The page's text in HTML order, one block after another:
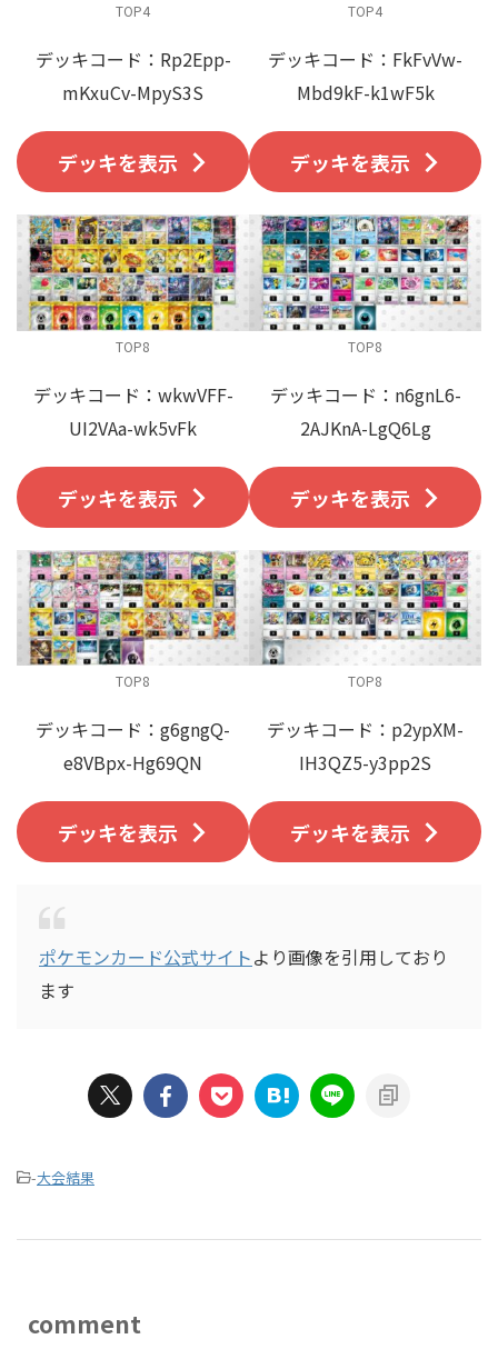
TOP4
デッキコード：Rp2Epp-
mKxuCv-MpyS3S
デッキを表示
TOP4
デッキコード：FkFvVw-
Mbd9kF-k1wF5k
デッキを表示
TOP8
デッキコード：wkwVFF-
UI2VAa-wk5vFk
デッキを表示
TOP8
デッキコード：n6gnL6-
2AJKnA-LgQ6Lg
デッキを表示
TOP8
デッキコード：g6gngQ-
e8VBpx-Hg69QN
デッキを表示
TOP8
デッキコード：p2ypXM-
IH3QZ5-y3pp2S
デッキを表示
ポケモンカード公式サイトより画像を引用しており
ます
-大会結果
comment